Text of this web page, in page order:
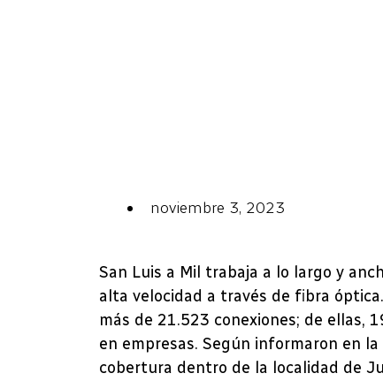
noviembre 3, 2023
San Luis a Mil trabaja a lo largo y
alta velocidad a través de fibra
más de 21.523 conexiones; de ellas,
en empresas. Según informaron en
cobertura dentro de la localidad de